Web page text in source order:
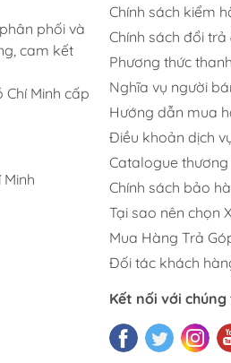
phối và
cam kết
Minh cấp
Chính sách kiểm
Chính sách đổi trả
Phương thức
Nghĩa vụ người
Hướng dẫn mua
Điều khoản dịch
Catalogue thương
Chính sách bảo
Tại sao nên chọn
Mua Hàng Trả
Đối tác khách
Kết nối với chúng